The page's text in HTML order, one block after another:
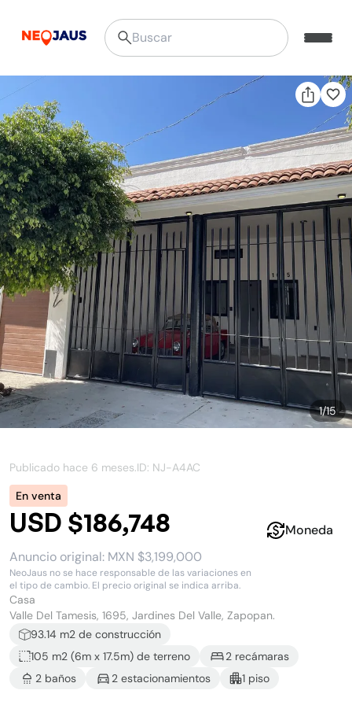
1/15
Publicado hace 6 meses.ID: NJ-A4AC
En venta
USD $186,748
Anuncio original: MXN $3,199,000
NeoJaus no se hace responsable de las variaciones en
el tipo de cambio. El precio original se indica arriba.
Moneda
Casa
Valle Del Tamesis, 1695, Jardines Del Valle, Zapopan.
93.14 m2 de construcción
105 m2 (6m x 17.5m) de terreno 2 recámaras
2 baños 2 estacionamientos 1 piso